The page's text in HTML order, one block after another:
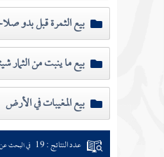
بيع الثمرة قبل بدو
بيع ما ينبت من الثمار
بيع المغيبات في الأرض
عدد النتائج : 19 في البحث